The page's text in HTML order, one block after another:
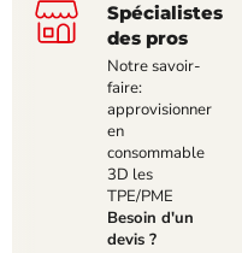
Spécialistes
des pros
Notre savoir-
faire:
approvisionner
en
consommable
3D les
TPE/PME
Besoin d'un
devis ?